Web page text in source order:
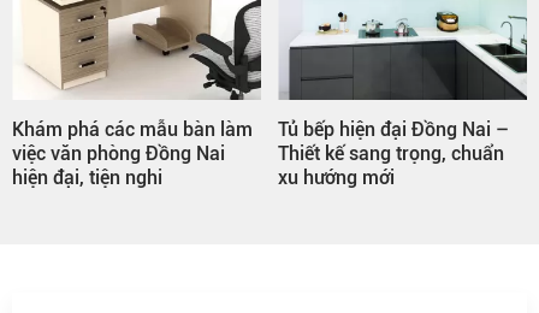
Khám phá các mẫu bàn làm
việc văn phòng Đồng Nai
hiện đại, tiện nghi
Tủ bếp hiện đại Đồng Nai –
Thiết kế sang trọng, chuẩn
xu hướng mới